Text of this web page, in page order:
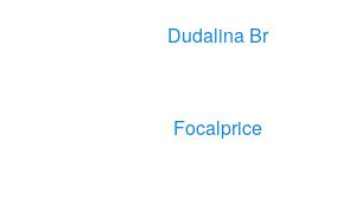
Dudalina Br
Focalprice